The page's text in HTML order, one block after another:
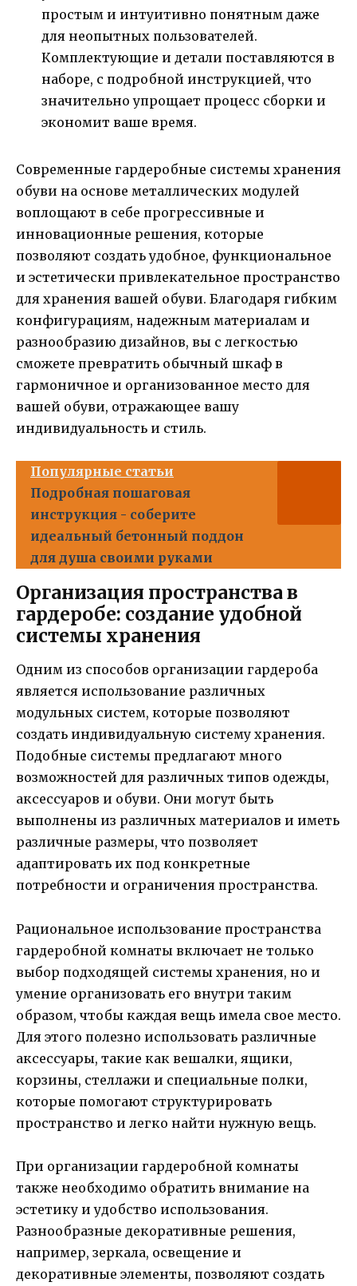
простым и интуитивно понятным даже
для неопытных пользователей.
Комплектующие и детали поставляются в
наборе, с подробной инструкцией, что
значительно упрощает процесс сборки и
экономит ваше время.
Современные гардеробные системы хранения
обуви на основе металлических модулей
воплощают в себе прогрессивные и
инновационные решения, которые
позволяют создать удобное, функциональное
и эстетически привлекательное пространство
для хранения вашей обуви. Благодаря гибким
конфигурациям, надежным материалам и
разнообразию дизайнов, вы с легкостью
сможете превратить обычный шкаф в
гармоничное и организованное место для
вашей обуви, отражающее вашу
индивидуальность и стиль.
Популярные статьи
Подробная пошаговая
инструкция - соберите
идеальный бетонный поддон
для душа своими руками
Организация пространства в
гардеробе: создание удобной
системы хранения
Одним из способов организации гардероба
является использование различных
модульных систем, которые позволяют
создать индивидуальную систему хранения.
Подобные системы предлагают много
возможностей для различных типов одежды,
аксессуаров и обуви. Они могут быть
выполнены из различных материалов и иметь
различные размеры, что позволяет
адаптировать их под конкретные
потребности и ограничения пространства.
Рациональное использование пространства
гардеробной комнаты включает не только
выбор подходящей системы хранения, но и
умение организовать его внутри таким
образом, чтобы каждая вещь имела свое место.
Для этого полезно использовать различные
аксессуары, такие как вешалки, ящики,
корзины, стеллажи и специальные полки,
которые помогают структурировать
пространство и легко найти нужную вещь.
При организации гардеробной комнаты
также необходимо обратить внимание на
эстетику и удобство использования.
Разнообразные декоративные решения,
например, зеркала, освещение и
декоративные элементы, позволяют создать